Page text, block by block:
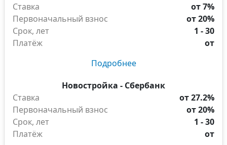
Ставка
от 7%
Первоначальный взнос
от 20%
Срок, лет
1 - 30
Платёж
от
Подробнее
Новостройка - Сбербанк
Ставка
от 27.2%
Первоначальный взнос
от 20%
Срок, лет
1 - 30
Платёж
от